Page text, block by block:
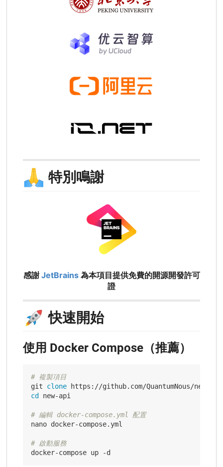
🙏 特別鳴謝
感謝 JetBrains為本項目提供免費的開源開發許可
證
🚀 快速開始
使用 Docker Compose（推薦）
# 複製項目
git clone
cd
new-api
# 編輯 docker-compose.yml 配置
nano docker-compose.yml
# 啟動服務